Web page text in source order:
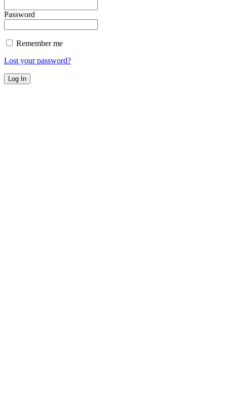
Password
Remember me
Lost your password?